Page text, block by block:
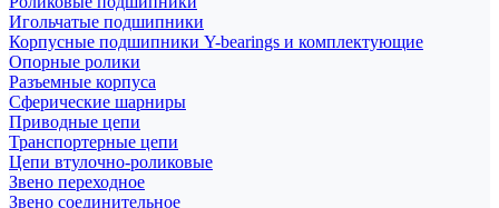
Игольчатые подшипники
Корпусные подшипники Y-bearings и комплектующие
Опорные ролики
Разъемные корпуса
Сферические шарниры
Приводные цепи
Транспортерные цепи
Цепи втулочно-роликовые
Звено переходное
Звено соединительное